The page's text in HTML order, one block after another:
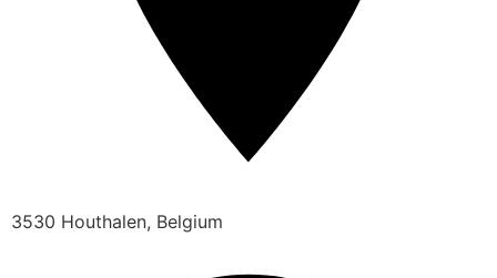
3530 Houthalen, Belgium